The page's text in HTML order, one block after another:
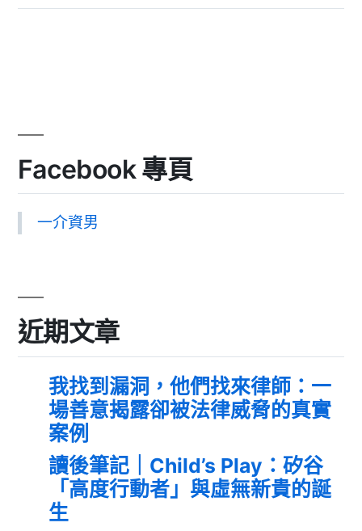
Facebook 專頁
一介資男
近期文章
我找到漏洞，他們找來律師：一
場善意揭露卻被法律威脅的真實
案例
讀後筆記｜Child’s Play：矽谷
「高度行動者」與虛無新貴的誕
生